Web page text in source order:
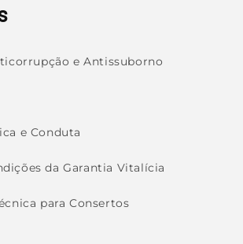
e Antissuborno
e Conduta
da Garantia Vitalícia
para Consertos